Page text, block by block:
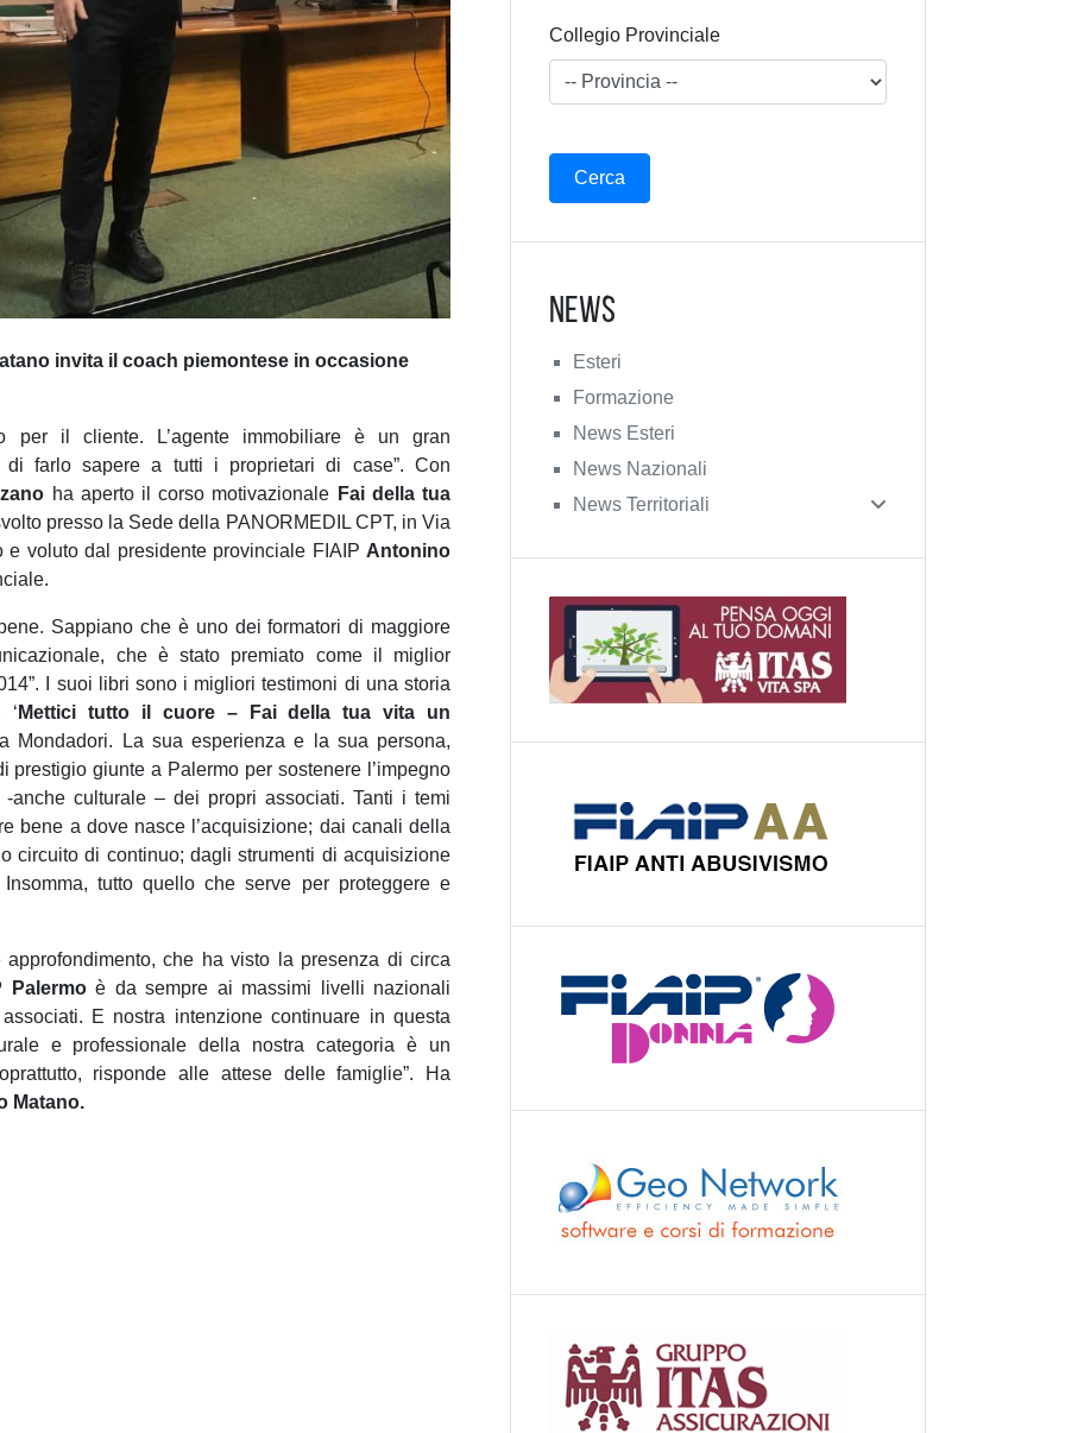
invita il coach piemontese in occasione
per il cliente. L’agente immobiliare è un gran
farlo sapere a tutti i proprietari di case”. Con
ha aperto il corso motivazionale Fai della tua
presso la Sede della PANORMEDIL CPT, in Via
voluto dal presidente provinciale FIAIP Antonino
Sappiano che è uno dei formatori di maggiore
che è stato premiato come il miglior
I suoi libri sono i migliori testimoni di una storia
‘ Mettici tutto il cuore – Fai della tua vita un
Mondadori. La sua esperienza e la sua persona,
giunte a Palermo per sostenere l’impegno
culturale – dei propri associati. Tanti i temi
bene a dove nasce l’acquisizione; dai canali della
circuito di continuo; dagli strumenti di acquisizione
tutto quello che serve per proteggere e
approfondimento, che ha visto la presenza di circa
Palermoè da sempre ai massimi livelli nazionali
E nostra intenzione continuare in questa
e professionale della nostra categoria è un
risponde alle attese delle famiglie”. Ha
Matano.
Collegio Provinciale
News
Esteri
Formazione
News Esteri
News Nazionali
News Territoriali